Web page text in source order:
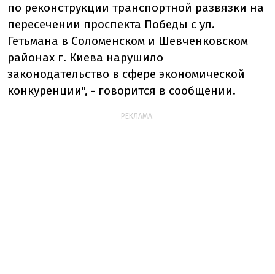
по реконструкции транспортной развязки на
пересечении проспекта Победы с ул.
Гетьмана в Соломенском и Шевченковском
районах г. Киева нарушило
законодательство в сфере экономической
конкуренции", - говорится в сообщении.
РЕКЛАМА: